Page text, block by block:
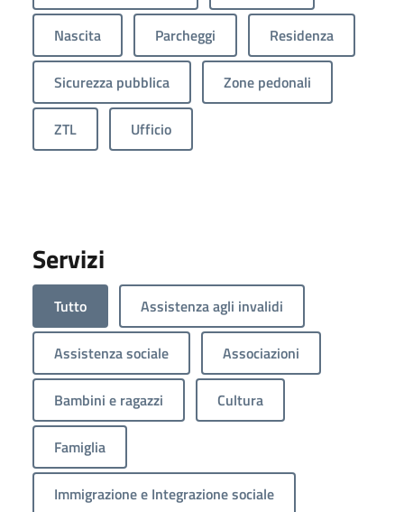
Nascita Parcheggi Residenza
Sicurezza pubblica Zone pedonali
ZTL Ufficio
Servizi
Tutto Assistenza agli invalidi
Assistenza sociale Associazioni
Bambini e ragazzi Cultura
Famiglia
Immigrazione e Integrazione sociale